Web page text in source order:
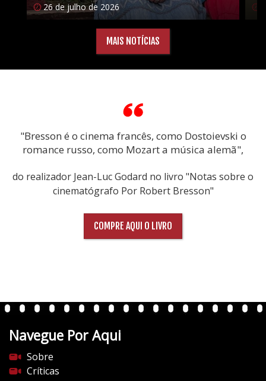
26 de julho de 2026
MAIS NOTÍCIAS
"Bresson é o cinema francês, como Dostoievski o
romance russo, como Mozart a música alemã",
do realizador Jean-Luc Godard no livro "Notas sobre o
cinematógrafo Por Robert Bresson"
COMPRE AQUI O LIVRO
Navegue Por Aqui
Sobre
Críticas